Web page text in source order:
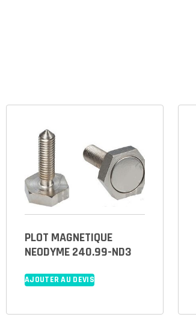
PLOT MAGNETIQUE
NEODYME 240.99-ND3
AJOUTER AU DEVIS